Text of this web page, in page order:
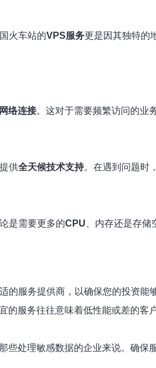
火车站的VPS服务更是因其独特的
络连接。这对于需要频繁访问的业
供全天候技术支持。在遇到问题时
是需要更多的CPU 、内存还是存
服务提供商，以确保您的投资能
的服务往往意味着低性能或差的
些处理敏感数据的企业来说。确保